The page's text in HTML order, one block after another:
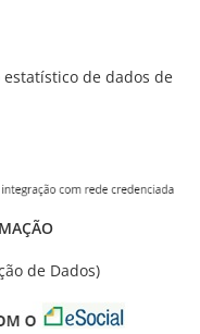
de dados de
de Dados)